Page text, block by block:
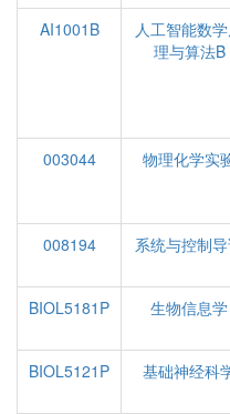
AI1001B
人工智能数
理与算法B
003044
物理化学实
008194 系统与控制
BIOL5181P
生物信息学
BIOL5121P
基础神经科